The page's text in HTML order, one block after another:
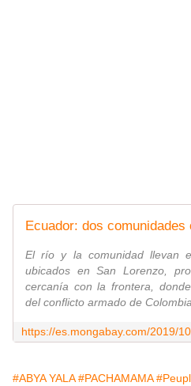
El río y la comunidad llevan
ubicados en San Lorenzo,
cercanía con la frontera,
del conflicto armado de Colombia
#ABYA YALA #PACHAMAMA